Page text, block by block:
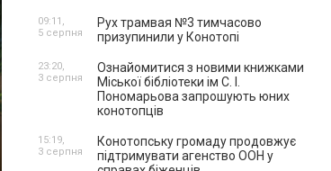
Рух трамвая №3 тимчасово
призупинили у Конотопі
09:11,
5 серпня
Ознайомитися з новими книжками
Міської бібліотеки ім С. І.
Пономарьова запрошують юних
конотопців
23:20,
3 серпня
Конотопську громаду продовжує
підтримувати агенство ООН у
15:19,
3 серпня